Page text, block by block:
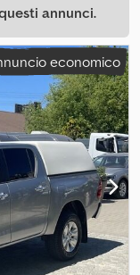
annunci.
economico